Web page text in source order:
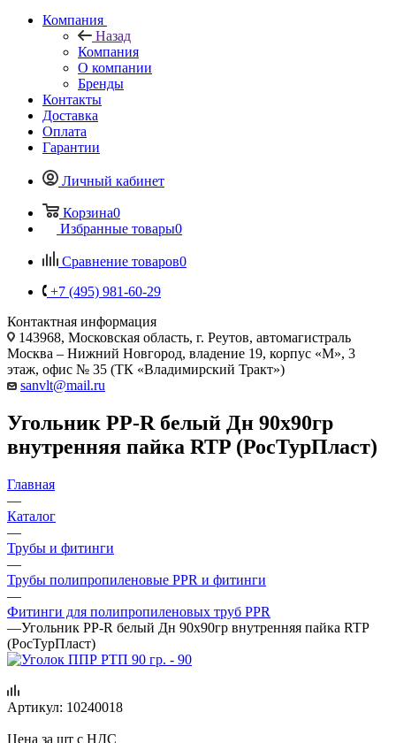
Компания
Назад
Компания
О компании
Бренды
Контакты
Доставка
Оплата
Гарантии
Личный кабинет
Корзина0
Избранные товары0
Сравнение товаров0
+7 (495) 981-60-29
Контактная информация
143968, Московская область, г. Реутов, автомагистраль
Москва – Нижний Новгород, владение 19, корпус «М», 3
этаж, офис № 35 (ТК «Владимирский Тракт»)
sanvlt@mail.ru
Угольник PP-R белый Дн 90х90гр
внутренняя пайка RTP (РосТурПласт)
Главная
—
Каталог
—
Трубы и фитинги
—
Трубы полипропиленовые PPR и фитинги
—
Фитинги для полипропиленовых труб PPR
—Угольник PP-R белый Дн 90х90гр внутренняя пайка RTP
(РосТурПласт)
Артикул: 10240018
Цена за шт с НДС